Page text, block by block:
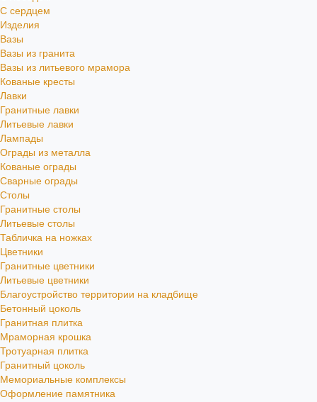
С сердцем
Изделия
Вазы
Вазы из гранита
Вазы из литьевого мрамора
Кованые кресты
Лавки
Гранитные лавки
Литьевые лавки
Лампады
Ограды из металла
Кованые ограды
Сварные ограды
Столы
Гранитные столы
Литьевые столы
Табличка на ножках
Цветники
Гранитные цветники
Литьевые цветники
Благоустройство территории на кладбище
Бетонный цоколь
Гранитная плитка
Мраморная крошка
Тротуарная плитка
Гранитный цоколь
Мемориальные комплексы
Оформление памятника